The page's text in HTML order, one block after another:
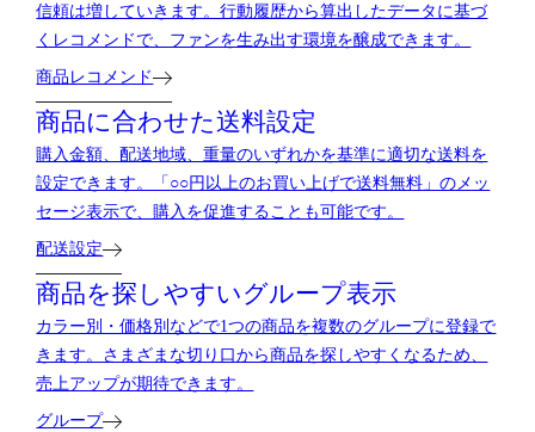
信頼は増していきます。行動履歴から算出したデータに基づ
くレコメンドで、ファンを生み出す環境を醸成できます。
商品レコメンド
商品に合わせた送料設定
購入金額、配送地域、重量のいずれかを基準に適切な送料を
設定できます。「○○円以上のお買い上げで送料無料」のメッ
セージ表示で、購入を促進することも可能です。
配送設定
商品を探しやすいグループ表示
カラー別・価格別などで1つの商品を複数のグループに登録で
きます。さまざまな切り口から商品を探しやすくなるため、
売上アップが期待できます。
グループ